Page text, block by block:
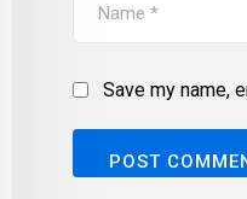
Save my name,